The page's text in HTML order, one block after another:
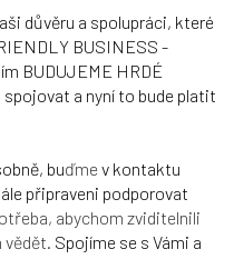
důvěru a spolupráci, které
BUSINESS -
BUDUJEME HRDÉ
spojovat a nyní to bude platit
buďme v kontaktu
připraveni podporovat
abychom zviditelnili
vědět. Spojíme se s Vámi a